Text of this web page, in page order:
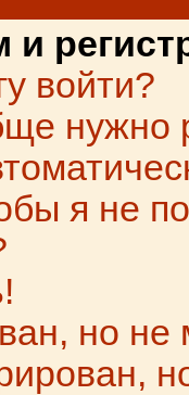
войти?
нужно
я не
но не